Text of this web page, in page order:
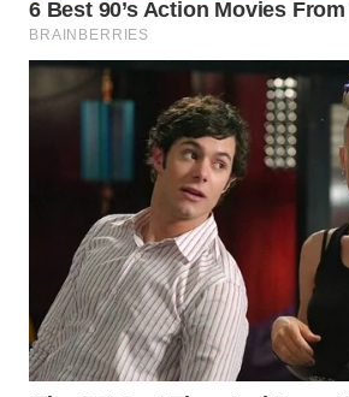
WN
MAJALENGKA
SUKABUMI
WN
PURWAKARTA